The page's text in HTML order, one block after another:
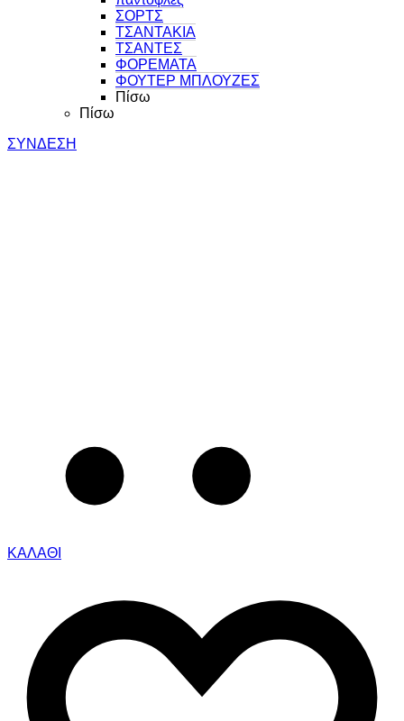
ΣΟΡΤΣ
ΤΣΑΝΤΑΚΙΑ
ΤΣΑΝΤΕΣ
ΦΟΡΕΜΑΤΑ
ΦΟΥΤΕΡ ΜΠΛΟΥΖΕΣ
Πίσω
Πίσω
ΣΥΝΔΕΣΗ
ΚΑΛΑΘΙ